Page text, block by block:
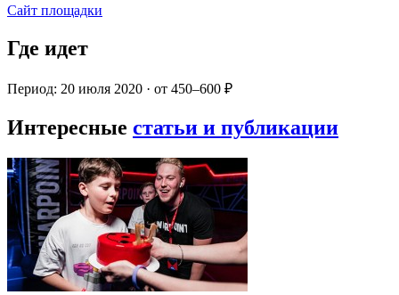
Сайт площадки
Где идет
Период: 20 июля 2020 · от 450–600 ₽
Интересные статьи и публикации